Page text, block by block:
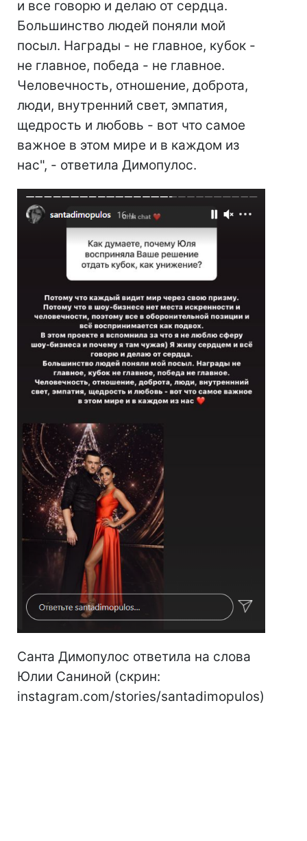
и все говорю и делаю от сердца.
Большинство людей поняли мой
посыл. Награды - не главное, кубок -
не главное, победа - не главное.
Человечность, отношение, доброта,
люди, внутренний свет, эмпатия,
щедрость и любовь - вот что самое
важное в этом мире и в каждом из
нас", - ответила Димопулос.
Санта Димопулос ответила на слова
Юлии Саниной (скрин:
instagram.com/stories/santadimopulos)